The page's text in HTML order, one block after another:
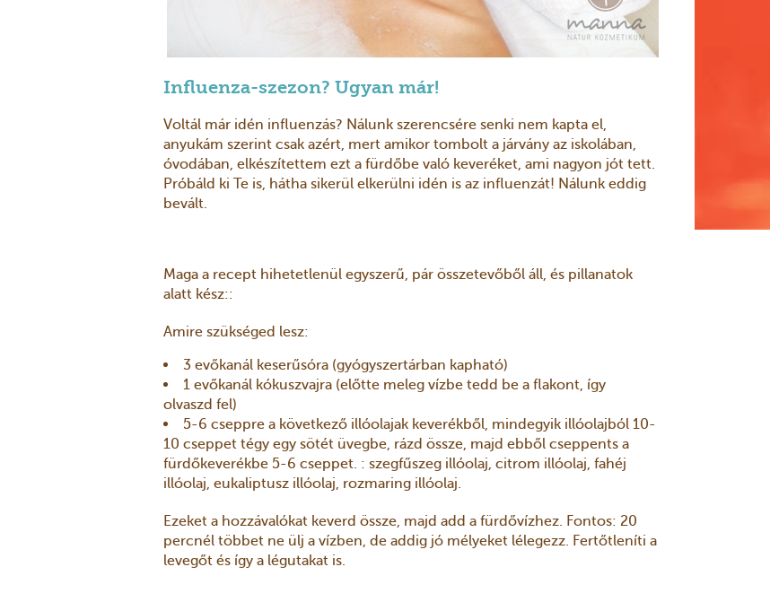
Influenza-szezon? Ugyan már!
Voltál már idén influenzás? Nálunk szerencsére senki nem kapta el,
anyukám szerint csak azért, mert amikor tombolt a járvány az iskolában,
óvodában, elkészítettem ezt a fürdőbe való keveréket, ami nagyon jót tett.
Próbáld ki Te is, hátha sikerül elkerülni idén is az influenzát! Nálunk eddig
bevált.
Maga a recept hihetetlenül egyszerű, pár összetevőből áll, és pillanatok
alatt kész::
Amire szükséged lesz:
3 evőkanál keserűsóra (gyógyszertárban kapható)
1 evőkanál kókuszvajra (előtte meleg vízbe tedd be a flakont, így
olvaszd fel)
5-6 cseppre a következő illóolajak keverékből, mindegyik illóolajból 10-
10 cseppet tégy egy sötét üvegbe, rázd össze, majd ebből cseppents a
fürdőkeverékbe 5-6 cseppet. : szegfűszeg illóolaj, citrom illóolaj, fahéj
illóolaj, eukaliptusz illóolaj, rozmaring illóolaj.
Ezeket a hozzávalókat keverd össze, majd add a fürdővízhez. Fontos: 20
percnél többet ne ülj a vízben, de addig jó mélyeket lélegezz. Fertőtleníti a
levegőt és így a légutakat is.